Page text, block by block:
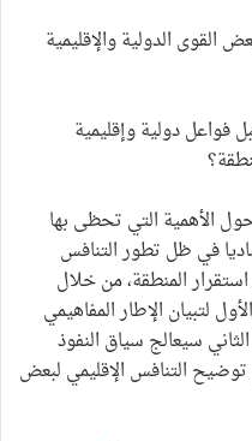
القوى الدولية والإقليمية
فواعل دولية وإقليمية
الأهمية التي تحظى بها
في ظل تطور التنافس
المنطقة، من خلال
لتبيان الإطار المفاهيمي
سيعالج سياق النفوذ
توضيح التنافس الإقليمي لبعض